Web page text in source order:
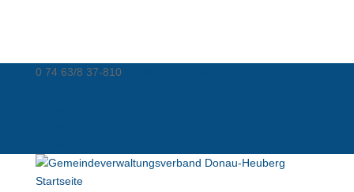
0 74 63/8 37-810
Startseite